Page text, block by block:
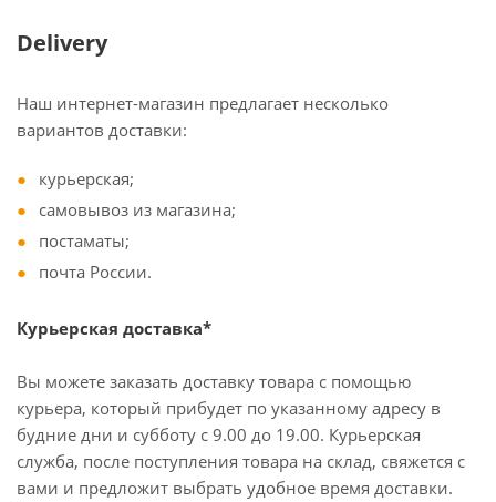
Delivery
Наш интернет-магазин предлагает несколько
вариантов доставки:
курьерская;
самовывоз из магазина;
постаматы;
почта России.
Курьерская доставка*
Вы можете заказать доставку товара с помощью
курьера, который прибудет по указанному адресу в
будние дни и субботу с 9.00 до 19.00. Курьерская
служба, после поступления товара на склад, свяжется с
вами и предложит выбрать удобное время доставки.